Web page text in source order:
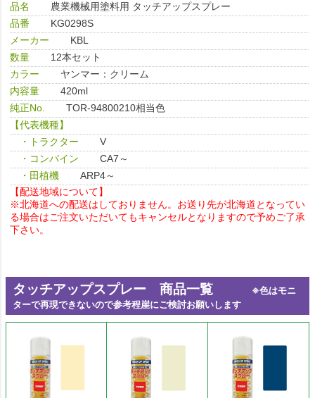
品名
農業機械用塗料用 タッチアップスプレー
品番
KG0298S
メーカー
KBL
数量
12本セット
カラー
ヤンマー：クリーム
内容量
420ml
純正No.
TOR-94800210相当色
【代表機種】
・トラクター
V
・コンバイン
CA7～
・田植機
ARP4～
【配送地域について】
※北海道への配送はしておりません。お送り先が北海道となってい
る場合はご注文いただいてもキャンセルとなりますので予めご了承
下さい。